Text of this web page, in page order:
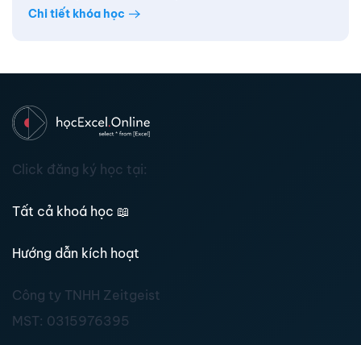
Chi tiết khóa học
Click đăng ký học tại:
Tất cả khoá học 📖
Hướng dẫn kích hoạt
Công ty TNHH Zeitgeist
MST: 0315976395